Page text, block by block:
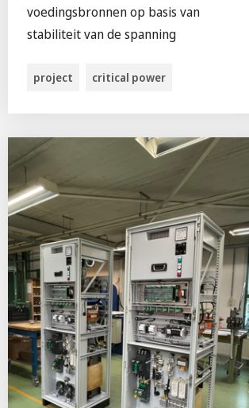
voedingsbronnen op basis van
stabiliteit van de spanning
project critical power